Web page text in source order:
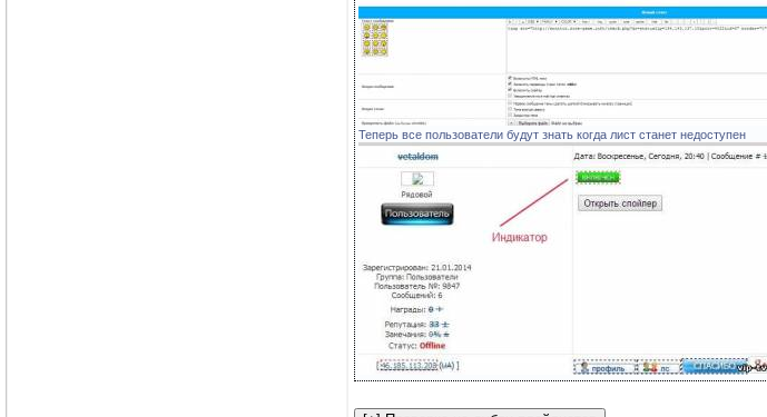
Теперь все пользователи будут знать когда лист станет недоступен